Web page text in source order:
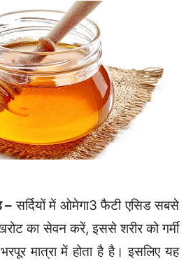
– सर्दियों में ओमेगा3 फैटी एसिड सबसे
का सेवन करें, इससे शरीर को गर्मी
मात्रा में होता है है। इसलिए यह